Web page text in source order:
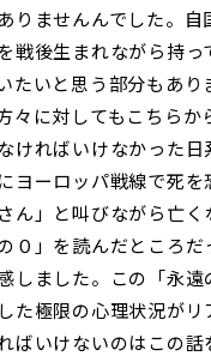
りませんんでした。
戦後生まれながら持
たいと思う部分もあ
々に対してもこちら
ければいけなかった
ヨーロッパ戦線で死
ん」と叫びながら亡
０」を読んだところ
しました。この「永
た極限の心理状況が
ばいけないのはこの